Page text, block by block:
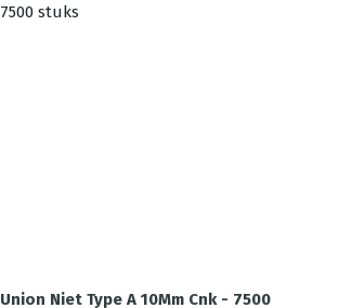
Union Niet Type A 10Mm Cnk - 7500